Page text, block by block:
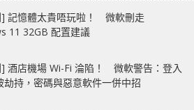
] 記憶體太貴唔玩啦！ 微軟刪走
11 32GB 配置建議
] 酒店機場 Wi-Fi 淪陷！ 微軟警告：登入
劫持，密碼與惡意軟件一併中招